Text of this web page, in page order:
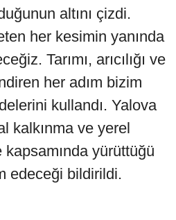
altını çizdi.
her kesimin yanında
Tarımı, arıcılığı ve
her adım bizim
kullandı. Yalova
kalkınma ve yerel
yürüttüğü
edeceği bildirildi.